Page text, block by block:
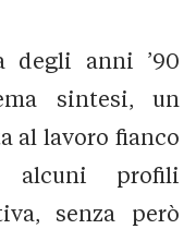
degli anni ’90
sintesi, un
al lavoro fianco
profili
senza però